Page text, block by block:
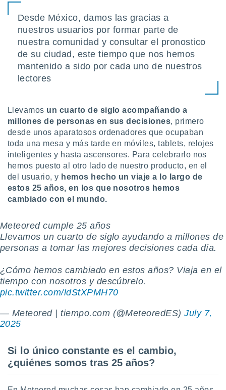
para
ni para
o
no
Puedes
acceder a
a
abono
únicos
como
IP
de
traten tus
en
interés
Para
Desde México, damos las gracias a
nuestros usuarios por formar parte de
nuestra comunidad y consultar el pronostico
de su ciudad, este tiempo que nos hemos
mantenido a sido por cada uno de nuestros
lectores
Llevamos un cuarto de siglo acompañando a
millones de personas en sus decisiones, primero
desde unos aparatosos ordenadores que ocupaban
toda una mesa y más tarde en móviles, tablets, relojes
inteligentes y hasta ascensores. Para celebrarlo nos
hemos puesto al otro lado de nuestro producto, en el
del usuario, y hemos hecho un viaje a lo largo de
estos 25 años, en los que nosotros hemos
cambiado con el mundo.
Meteored cumple 25 años
Llevamos un cuarto de siglo ayudando a millones de
personas a tomar las mejores decisiones cada día.
¿Cómo hemos cambiado en estos años? Viaja en el
tiempo con nosotros y descúbrelo.
pic.twitter.com/ldStXPMH70
— Meteored | tiempo.com (@MeteoredES)July 7,
2025
Si lo único constante es el cambio,
¿quiénes somos tras 25 años?